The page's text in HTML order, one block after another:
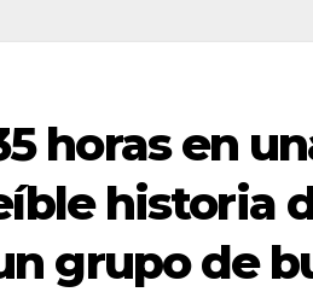
horas en
historia
grupo de